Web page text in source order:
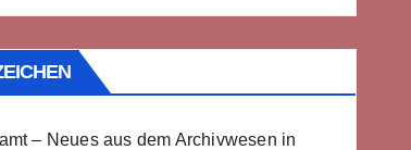
– Neues aus dem Archivwesen in